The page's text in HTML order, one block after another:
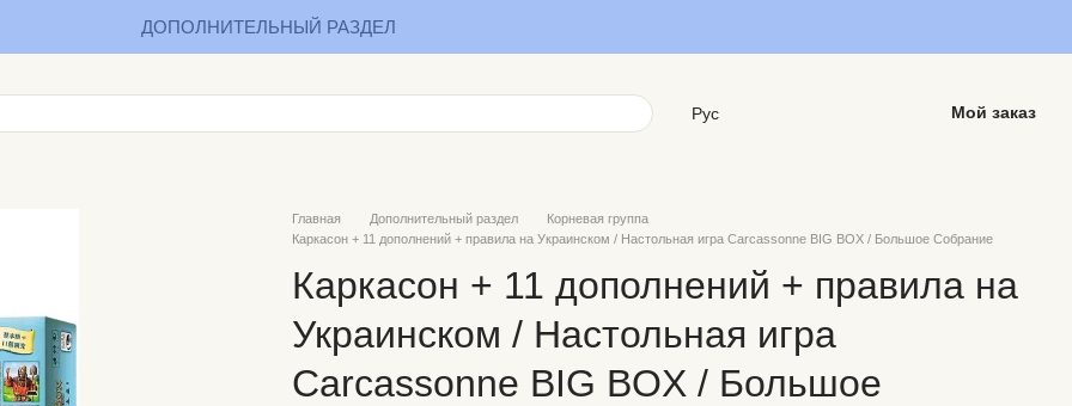
ДОПОЛНИТЕЛЬНЫЙ РАЗДЕЛ
Рус Мой заказ
Главная Дополнительный раздел
Корневая группа
Каркасон + 11 дополнений + правила на Украинском / Настольная игра Carcassonne BIG BOX / Большое Собрание
Каркасон + 11 дополнений + правила на
Украинском / Настольная игра
Carcassonne BIG BOX / Большое